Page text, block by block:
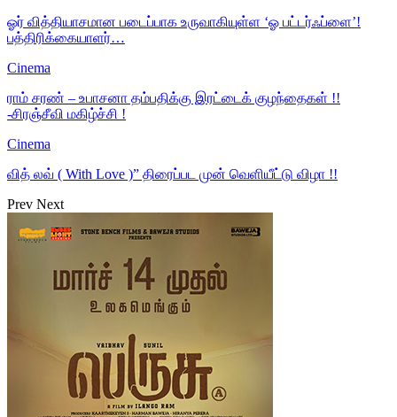
ஓர் வித்தியாசமான படைப்பாக உருவாகியுள்ள ‘ஓ பட்டர்ஃப்ளை’!
பத்திரிக்கையாளர்…
Cinema
ராம் சரண் – உபாசனா தம்பதிக்கு இரட்டைக் குழந்தைகள் !!
-சிரஞ்சீவி மகிழ்ச்சி !
Cinema
வித் லவ் ( With Love )” திரைப்பட முன் வெளியீட்டு விழா !!
Prev Next